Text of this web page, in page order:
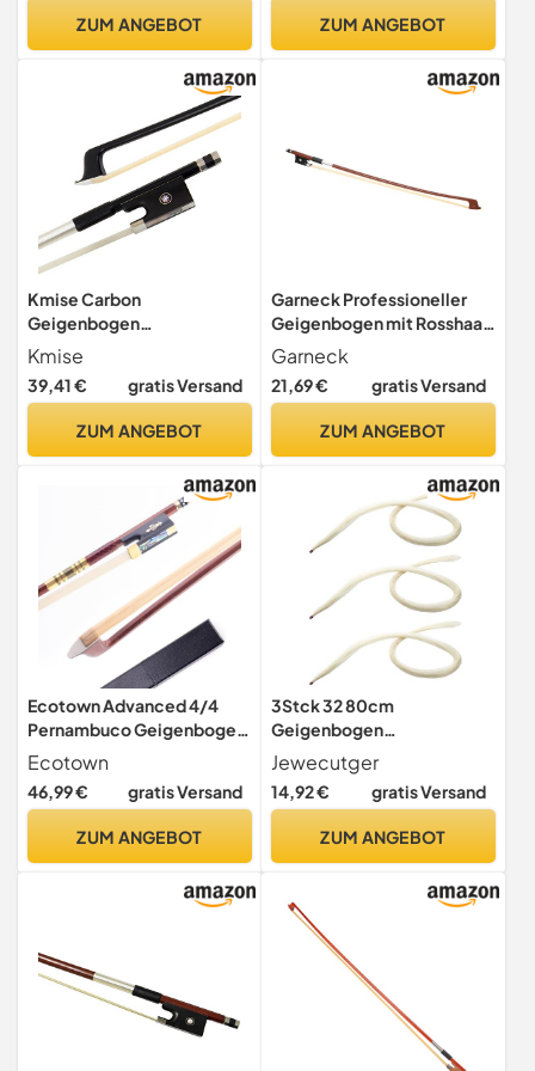
ZUM ANGEBOT
Spiel
ZUM ANGEBOT
Kmise Carbon
Geigenbogen
Atemberaubender Bogen in
voller Größe für Violinteile
Ersatz Blau 1 Stck (4/4,
Kmise
39,41 € gratis Versand
ZUM ANGEBOT
Garneck Professioneller
Geigenbogen mit Rosshaar
Handgefertigt Leicht zu
Verwenden für Violine und
Kinder Gitarren Bogen
Garneck
21,69 € gratis Versand
ZUM ANGEBOT
Ecotown Advanced 4/4
Pernambuco Geigenbogen
– Handgefertigt, leicht und
ausbalanciert, echtes
Rosshaar für tiefen,
fortgeschrittene
Ecotown
46,99 € gratis Versand
ZUM ANGEBOT
3Stck 32 80cm
Geigenbogen
Violinenbogen Bogen
Geige Naturhaar Rosshaar
Jewecutger
14,92 € gratis Versand
ZUM ANGEBOT